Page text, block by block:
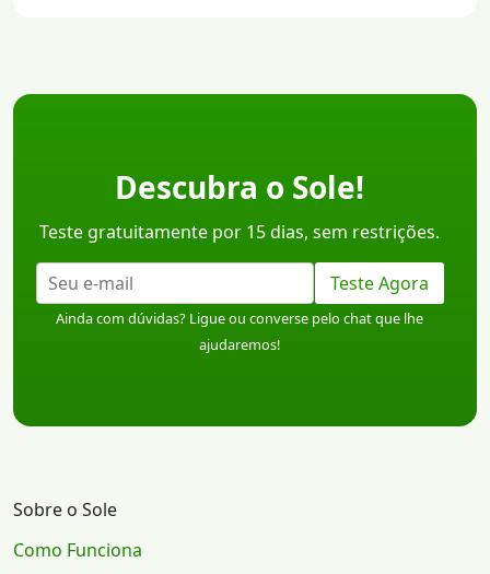
Descubra o Sole!
Teste gratuitamente por 15 dias, sem restrições.
Teste Agora
Ainda com dúvidas? Ligue ou converse pelo chat que lhe
ajudaremos!
Sobre o Sole
Como Funciona